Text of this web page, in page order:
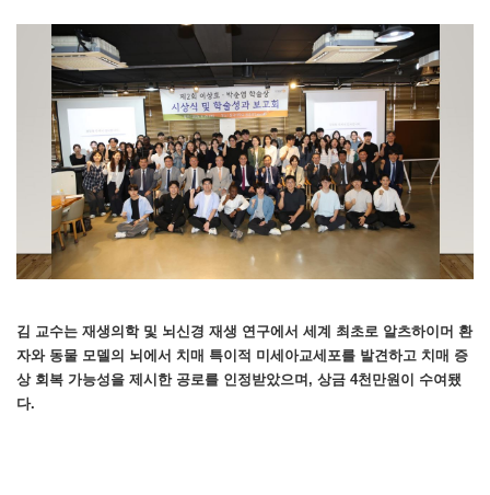
김 교수는 재생의학 및 뇌신경 재생 연구에서 세계 최초로 알츠하이머 환
자와 동물 모델의 뇌에서 치매 특이적 미세아교세포를 발견하고 치매 증
상 회복 가능성을 제시한 공로를 인정받았으며, 상금 4천만원이 수여됐
다.